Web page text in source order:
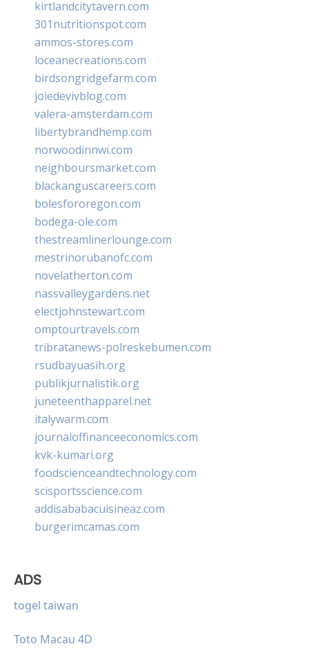
kirtlandcitytavern.com
301nutritionspot.com
ammos-stores.com
loceanecreations.com
birdsongridgefarm.com
joiedevivblog.com
valera-amsterdam.com
libertybrandhemp.com
norwoodinnwi.com
neighboursmarket.com
blackanguscareers.com
bolesfororegon.com
bodega-ole.com
thestreamlinerlounge.com
mestrinorubanofc.com
novelatherton.com
nassvalleygardens.net
electjohnstewart.com
omptourtravels.com
tribratanews-polreskebumen.com
rsudbayuasih.org
publikjurnalistik.org
juneteenthapparel.net
italywarm.com
journaloffinanceeconomics.com
kvk-kumari.org
foodscienceandtechnology.com
scisportsscience.com
addisababacuisineaz.com
burgerimcamas.com
ADS
togel taiwan
Toto Macau 4D